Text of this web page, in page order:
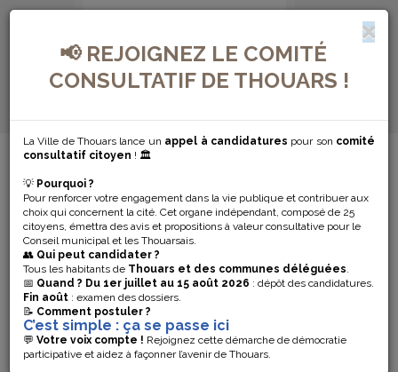
📢 REJOIGNEZ LE COMITÉ
CONSULTATIF DE THOUARS !
La Ville de Thouars lance un appel à candidatures pour son comité
consultatif citoyen ! 🏛️
💡 Pourquoi ?
Pour renforcer votre engagement dans la vie publique et contribuer aux
choix qui concernent la cité. Cet organe indépendant, composé de 25
citoyens, émettra des avis et propositions à valeur consultative pour le
Conseil municipal et les Thouarsais.
👥 Qui peut candidater ?
Tous les habitants de Thouars et des communes déléguées.
📅 Quand ? Du 1er juillet au 15 août 2026 : dépôt des candidatures.
Fin août : examen des dossiers.
📝 Comment postuler ?
C’est simple : ça se passe ici
💬 Votre voix compte ! Rejoignez cette démarche de démocratie
participative et aidez à façonner l’avenir de Thouars.
MENU DE NAVIGATION...
RÉSERVE
CIVILE : LA
VILLE LANCE
UN APPEL AUX
VOLONTAIRES